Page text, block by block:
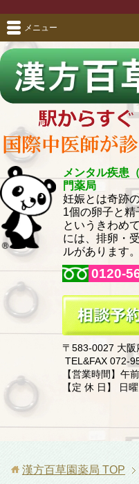
メンタル疾患
門薬局
妊娠とは奇跡
1個の卵子と
というきわめ
には、排卵・
ルがあります
0120-
〒583-0027 大
TEL&FAX 072-
【営業時間】午
【定 休 日】 日
メニュー
漢方百草園薬局 TOP